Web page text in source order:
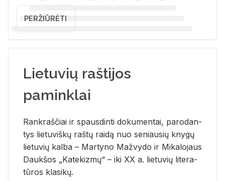
PERŽIŪRĖTI
Lietuvių raštijos
paminklai
Rank­raš­čiai ir spaus­din­ti do­ku­men­tai, pa­ro­dan­
tys lie­tu­viš­kų raš­tų rai­dą nuo se­niau­sių kny­gų
lie­tu­vių kal­ba – Mar­ty­no Ma­žvy­do ir Mi­ka­lo­jaus
Dauk­šos „Ka­te­kiz­mų“ – iki XX a. lie­tu­vių li­te­ra­
tū­ros kla­si­kų.